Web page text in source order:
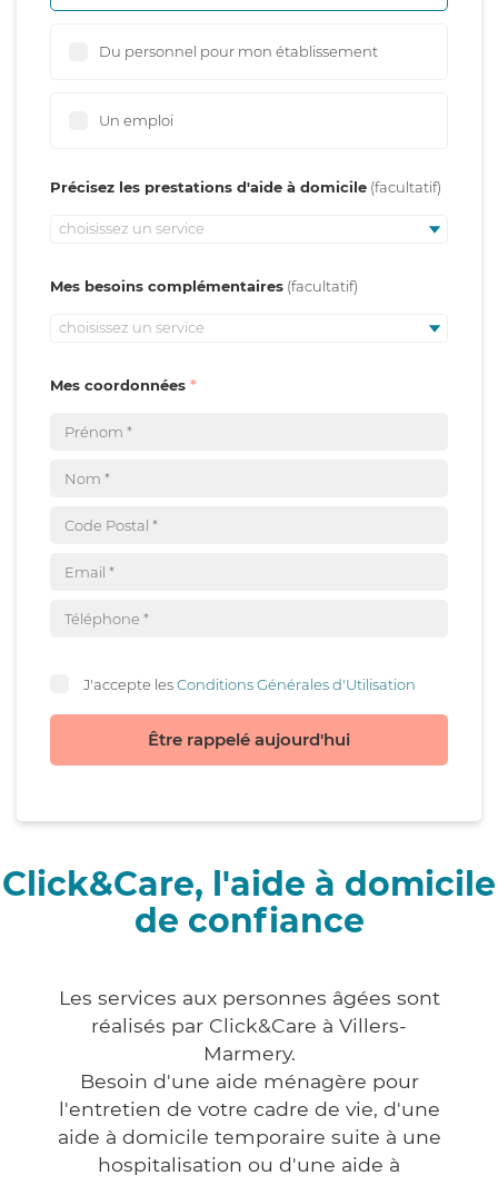
Du personnel pour mon établissement
Un emploi
Précisez les prestations d'aide à domicile
choisissez un service
Mes besoins complémentaires
choisissez un service
Mes coordonnées
J'accepte lesConditions Générales d'Utilisation
Être rappelé aujourd'hui
Click&Care, l'aide à domicile
de confiance
Les services aux personnes âgées sont
réalisés par Click&Care à Villers-
Marmery.
Besoin d'une aide ménagère pour
l'entretien de votre cadre de vie, d'une
aide à domicile temporaire suite à une
hospitalisation ou d'une aide à